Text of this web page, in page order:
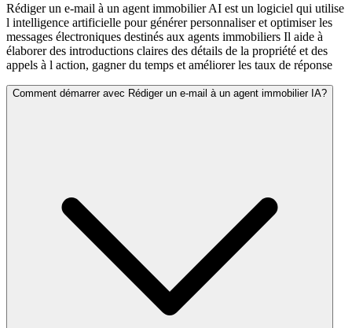
Rédiger un e-mail à un agent immobilier AI est un logiciel qui utilise
l intelligence artificielle pour générer personnaliser et optimiser les
messages électroniques destinés aux agents immobiliers Il aide à
élaborer des introductions claires des détails de la propriété et des
appels à l action, gagner du temps et améliorer les taux de réponse
Comment démarrer avec Rédiger un e-mail à un agent immobilier IA?